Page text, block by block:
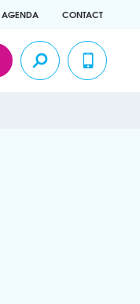
AGENDA CONTACT